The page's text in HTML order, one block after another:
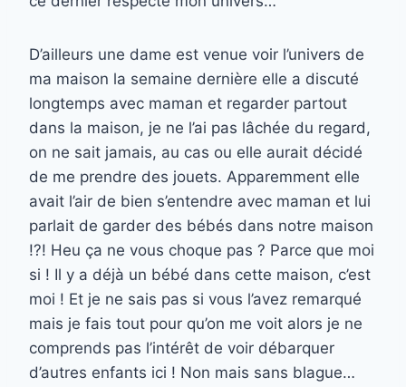
D’ailleurs une dame est venue voir l’univers de
ma maison la semaine dernière elle a discuté
longtemps avec maman et regarder partout
dans la maison, je ne l’ai pas lâchée du regard,
on ne sait jamais, au cas ou elle aurait décidé
de me prendre des jouets. Apparemment elle
avait l’air de bien s’entendre avec maman et lui
parlait de garder des bébés dans notre maison
!?! Heu ça ne vous choque pas ? Parce que moi
si ! Il y a déjà un bébé dans cette maison, c’est
moi ! Et je ne sais pas si vous l’avez remarqué
mais je fais tout pour qu’on me voit alors je ne
comprends pas l’intérêt de voir débarquer
d’autres enfants ici ! Non mais sans blague…